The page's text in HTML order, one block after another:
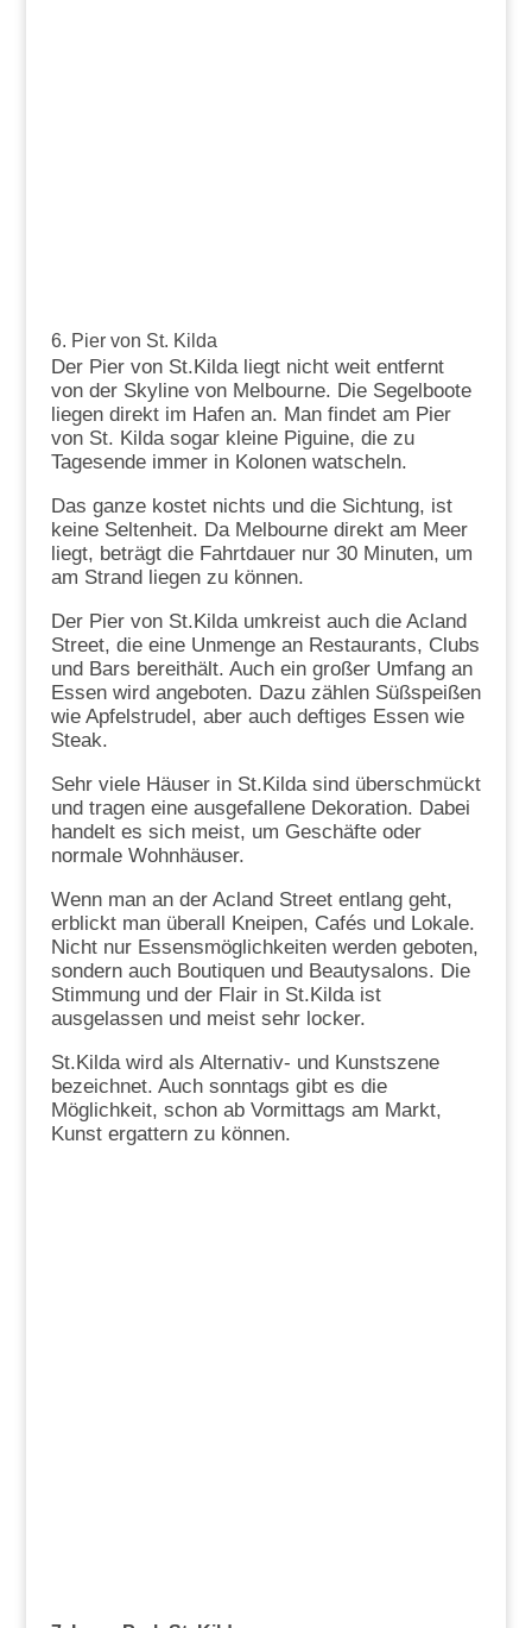
6. Pier von St. Kilda
Der Pier von St.Kilda liegt nicht weit entfernt
von der Skyline von Melbourne. Die Segelboote
liegen direkt im Hafen an. Man findet am Pier
von St. Kilda sogar kleine Piguine, die zu
Tagesende immer in Kolonen watscheln.
Das ganze kostet nichts und die Sichtung, ist
keine Seltenheit. Da Melbourne direkt am Meer
liegt, beträgt die Fahrtdauer nur 30 Minuten, um
am Strand liegen zu können.
Der Pier von St.Kilda umkreist auch die Acland
Street, die eine Unmenge an Restaurants, Clubs
und Bars bereithält. Auch ein großer Umfang an
Essen wird angeboten. Dazu zählen Süßspeißen
wie Apfelstrudel, aber auch deftiges Essen wie
Steak.
Sehr viele Häuser in St.Kilda sind überschmückt
und tragen eine ausgefallene Dekoration. Dabei
handelt es sich meist, um Geschäfte oder
normale Wohnhäuser.
Wenn man an der Acland Street entlang geht,
erblickt man überall Kneipen, Cafés und Lokale.
Nicht nur Essensmöglichkeiten werden geboten,
sondern auch Boutiquen und Beautysalons. Die
Stimmung und der Flair in St.Kilda ist
ausgelassen und meist sehr locker.
St.Kilda wird als Alternativ- und Kunstszene
bezeichnet. Auch sonntags gibt es die
Möglichkeit, schon ab Vormittags am Markt,
Kunst ergattern zu können.